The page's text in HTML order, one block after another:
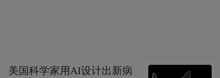
美国科学家用AI设计出新病